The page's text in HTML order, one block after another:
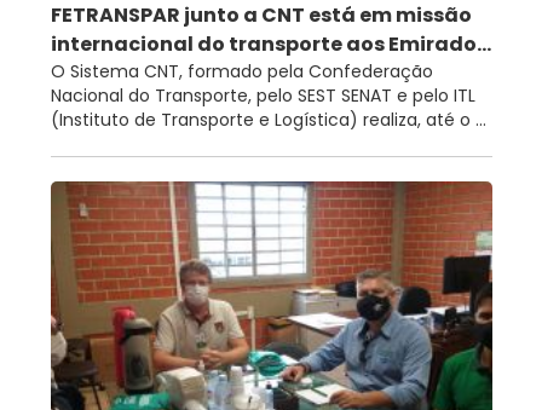
FETRANSPAR junto a CNT está em missão
internacional do transporte aos Emirado...
O Sistema CNT, formado pela Confederação
Nacional do Transporte, pelo SEST SENAT e pelo ITL
(Instituto de Transporte e Logística) realiza, até o ...